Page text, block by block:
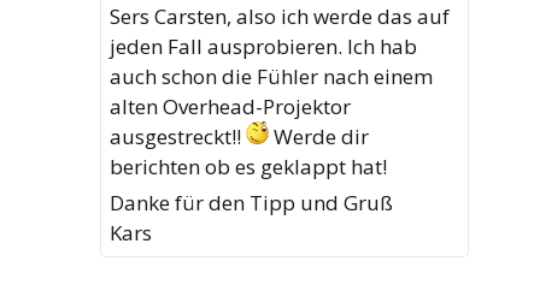
Sers Carsten, also ich werde das auf
jeden Fall ausprobieren. Ich hab
auch schon die Fühler nach einem
alten Overhead-Projektor
ausgestreckt!!
Werde dir
berichten ob es geklappt hat!
Danke für den Tipp und Gruß
Kars